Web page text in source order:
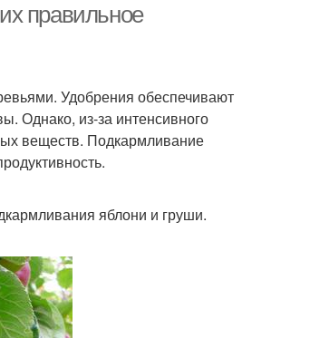
правильное
Удобрения обеспечивают
Однако, из-за интенсивного
веществ. Подкармливание
яблони и груши.